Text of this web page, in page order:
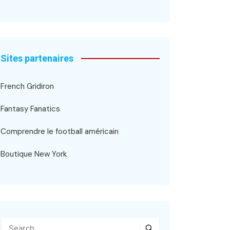
Sites partenaires
French Gridiron
Fantasy Fanatics
Comprendre le football américain
Boutique New York